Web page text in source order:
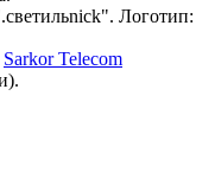
Логотип:
Sarkor Telecom